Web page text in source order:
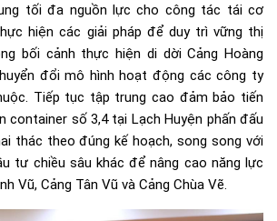
tối đa nguồn lực cho công tác tái cơ
hiện các giải pháp để duy trì vững thị
bối cảnh thực hiện di dời Cảng Hoàng
đổi mô hình hoạt động các công ty
Tiếp tục tập trung cao đảm bảo tiến
container số 3,4 tại Lạch Huyện phấn đấu
thác theo đúng kế hoạch, song song với
tư chiều sâu khác để nâng cao năng lực
Vũ, Cảng Tân Vũ và Cảng Chùa Vẽ.